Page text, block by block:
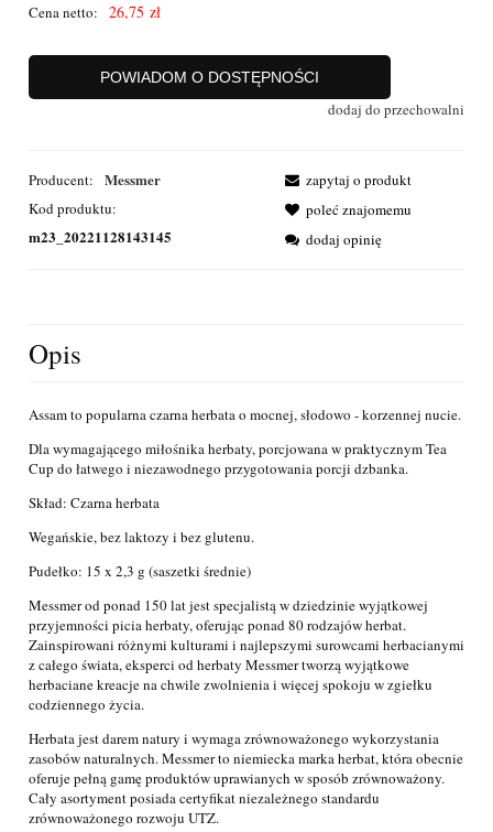
Cena netto: 26,75 zł
POWIADOM O DOSTĘPNOŚCI
dodaj do przechowalni
Producent: Messmer
Kod produktu:
m23_20221128143145
zapytaj o produkt
poleć znajomemu
dodaj opinię
Opis
Assam to popularna czarna herbata o mocnej, słodowo - korzennej nucie.
Dla wymagającego miłośnika herbaty, porcjowana w praktycznym Tea
Cup do łatwego i niezawodnego przygotowania porcji dzbanka.
Skład: Czarna herbata
Wegańskie, bez laktozy i bez glutenu.
Pudełko: 15 x 2,3 g (saszetki średnie)
Messmer od ponad 150 lat jest specjalistą w dziedzinie wyjątkowej
przyjemności picia herbaty, oferując ponad 80 rodzajów herbat.
Zainspirowani różnymi kulturami i najlepszymi surowcami herbacianymi
z całego świata, eksperci od herbaty Messmer tworzą wyjątkowe
herbaciane kreacje na chwile zwolnienia i więcej spokoju w zgiełku
codziennego życia.
Herbata jest darem natury i wymaga zrównoważonego wykorzystania
zasobów naturalnych. Messmer to niemiecka marka herbat, która obecnie
oferuje pełną gamę produktów uprawianych w sposób zrównoważony.
Cały asortyment posiada certyfikat niezależnego standardu
zrównoważonego rozwoju UTZ.